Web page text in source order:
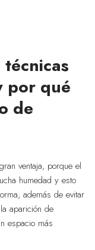
por qué
de
ventaja, porque el
humedad y esto
además de evitar
aparición de
espacio más